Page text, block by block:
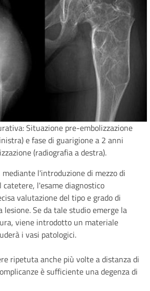
Situazione pre-embolizzazione
e fase di guarigione a 2 anni
(radiografia a destra).
l'introduzione di mezzo di
l'esame diagnostico
valutazione del tipo e grado di
lesione. Se da tale studio emerge la
viene introdotto un materiale
i vasi patologici.
ripetuta anche più volte a distanza di
è sufficiente una degenza di